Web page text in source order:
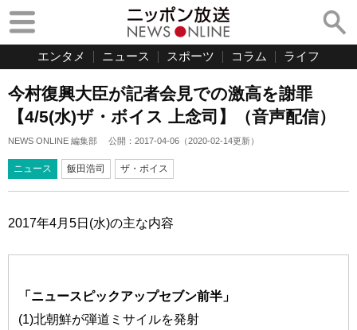
エンタメ ニュース スポーツ コラム ライフ
今村復興大臣が記者会見での激高を謝罪
【4/5(水)ザ・ボイス 上念司】（音声配信）
NEWS ONLINE 編集部 公開： 2017-04-06 （2020-02-14更新）
ニュース 飯田浩司 ザ・ボイス
2017年4月5日(水)の主な内容
「ニュースピックアップセブン前半」
(1)北朝鮮が弾道ミサイルを発射